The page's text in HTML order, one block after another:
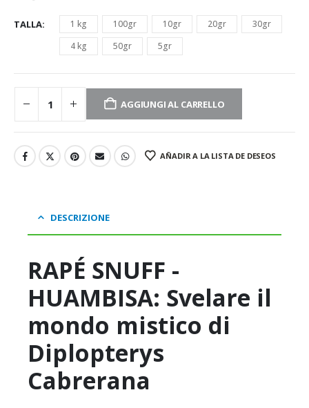
TALLA 1 kg 100gr 10gr 20gr
30gr
4 kg
50gr 5gr
AGGIUNGI AL CARRELLO
AÑADIR A LA LISTA DE DESEOS
DESCRIZIONE
RAPÉ SNUFF -
HUAMBISA: Svelare il
mondo mistico di
Diplopterys
Cabrerana